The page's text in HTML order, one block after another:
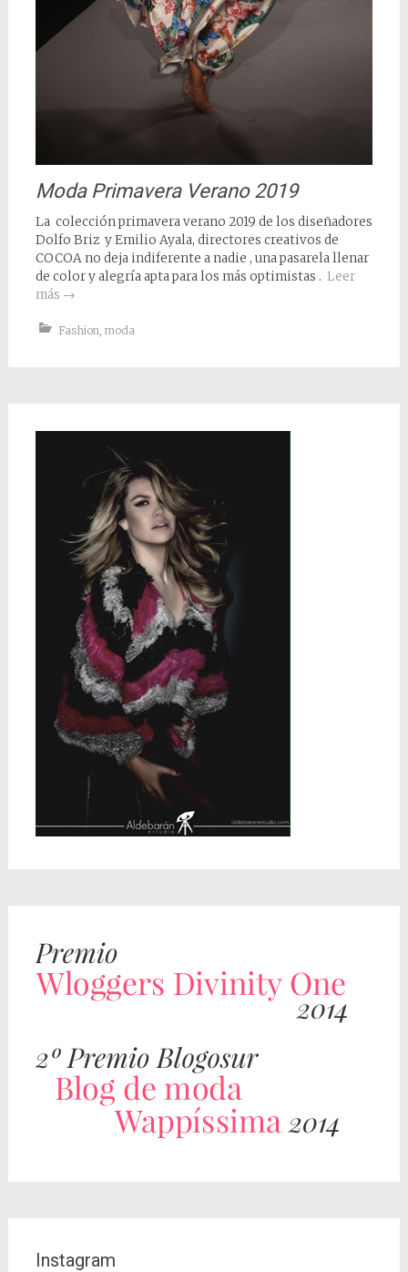
Moda Primavera Verano 2019
La colección primavera verano 2019 de los diseñadores
Dolfo Briz y Emilio Ayala, directores creativos de
COCOA no deja indiferente a nadie , una pasarela llenar
de color y alegría apta para los más optimistas . Leer
más →
Fashion moda
Instagram